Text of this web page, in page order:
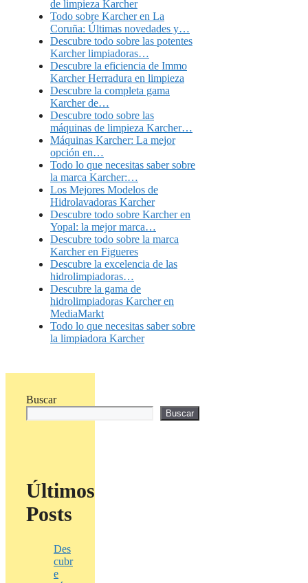
de limpieza Karcher
Todo sobre Karcher en La
Coruña: Últimas novedades y…
Descubre todo sobre las potentes
Karcher limpiadoras…
Descubre la eficiencia de Immo
Karcher Herradura en limpieza
Descubre la completa gama
Karcher de…
Descubre todo sobre las
máquinas de limpieza Karcher…
Máquinas Karcher: La mejor
opción en…
Todo lo que necesitas saber sobre
la marca Karcher:…
Los Mejores Modelos de
Hidrolavadoras Karcher
Descubre todo sobre Karcher en
Yopal: la mejor marca…
Descubre todo sobre la marca
Karcher en Figueres
Descubre la excelencia de las
hidrolimpiadoras…
Descubre la gama de
hidrolimpiadoras Karcher en
MediaMarkt
Todo lo que necesitas saber sobre
la limpiadora Karcher
Buscar
Buscar
Últimos
Posts
Des
cubr
e